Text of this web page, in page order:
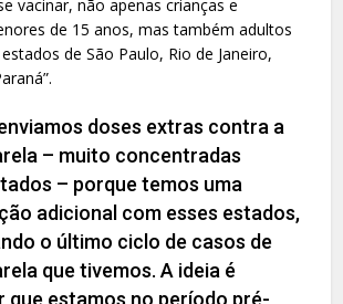
vacinar, não apenas crianças e
de 15 anos, mas também adultos
de São Paulo, Rio de Janeiro,
doses extras contra a
– muito concentradas
– porque temos uma
adicional com esses estados,
o último ciclo de casos de
que tivemos. A ideia é
que estamos no período pré-